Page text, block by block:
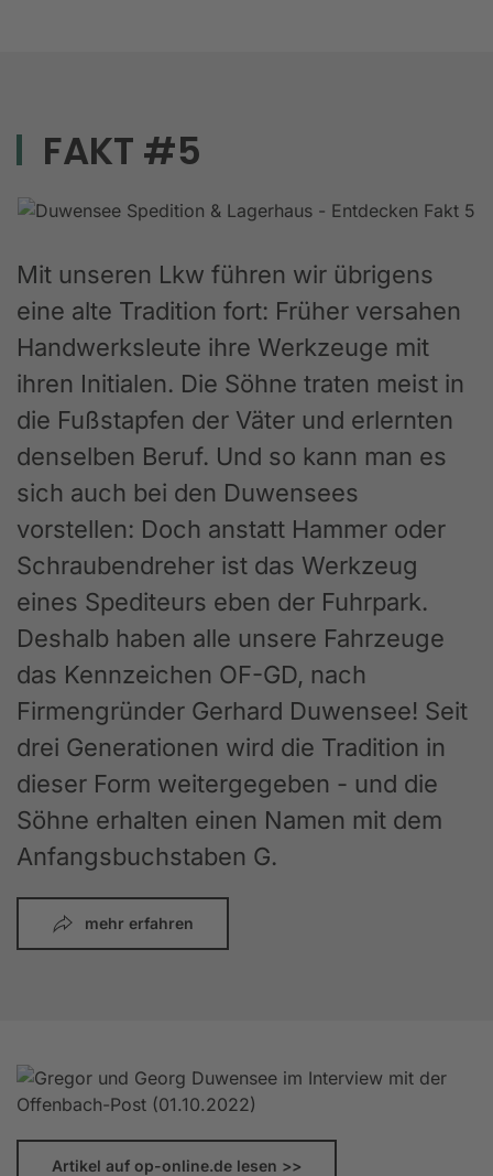
FAKT #5
Mit unseren Lkw führen wir übrigens
eine alte Tradition fort: Früher versahen
Handwerksleute ihre Werkzeuge mit
ihren Initialen. Die Söhne traten meist in
die Fußstapfen der Väter und erlernten
denselben Beruf. Und so kann man es
sich auch bei den Duwensees
vorstellen: Doch anstatt Hammer oder
Schraubendreher ist das Werkzeug
eines Spediteurs eben der Fuhrpark.
Deshalb haben alle unsere Fahrzeuge
das Kennzeichen OF-GD, nach
Firmengründer Gerhard Duwensee! Seit
drei Generationen wird die Tradition in
dieser Form weitergegeben - und die
Söhne erhalten einen Namen mit dem
Anfangsbuchstaben G.
mehr erfahren
Artikel auf op-online.de lesen >>